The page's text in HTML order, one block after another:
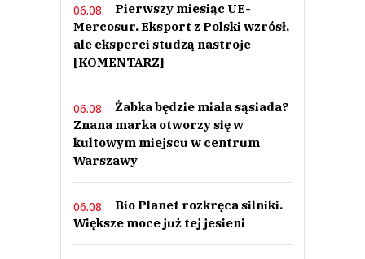
06.08.
Pierwszy miesiąc UE-
Mercosur. Eksport z Polski wzrósł,
ale eksperci studzą nastroje
[KOMENTARZ]
06.08.
Żabka będzie miała sąsiada?
Znana marka otworzy się w
kultowym miejscu w centrum
Warszawy
06.08.
Bio Planet rozkręca silniki.
Większe moce już tej jesieni